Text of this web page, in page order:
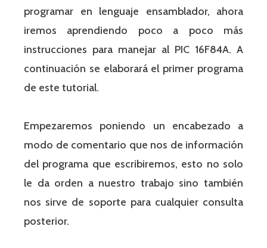
programar en lenguaje ensamblador, ahora
iremos aprendiendo poco a poco más
instrucciones para manejar al PIC 16F84A. A
continuación se elaborará el primer programa
de este tutorial.
Empezaremos poniendo un encabezado a
modo de comentario que nos de información
del programa que escribiremos, esto no solo
le da orden a nuestro trabajo sino también
nos sirve de soporte para cualquier consulta
posterior.